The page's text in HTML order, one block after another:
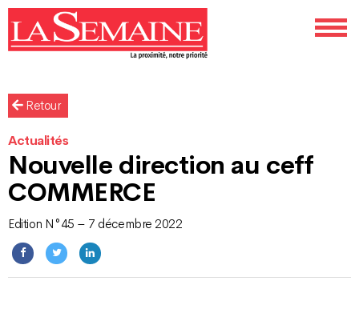
Retour
Actualités
Nouvelle direction au ceff
COMMERCE
Edition N°45 – 7 décembre 2022